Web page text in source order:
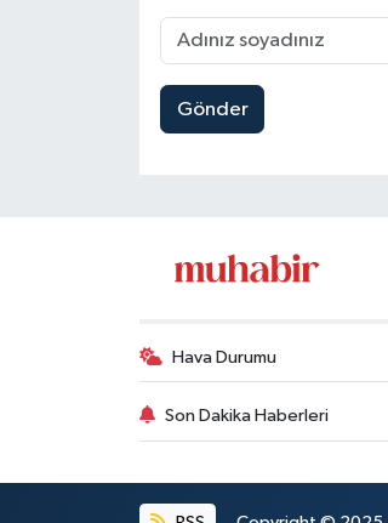
Gönder
Hava Durumu
Son Dakika Haberleri